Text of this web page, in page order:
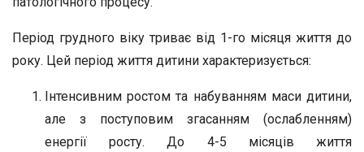
Період грудного віку триває від 1-го місяця життя до
року. Цей період життя дитини характеризується:
Інтенсивним ростом та набуванням маси дитини,
але з поступовим згасанням (ослабленням)
енергії росту. До 4-5 місяців життя